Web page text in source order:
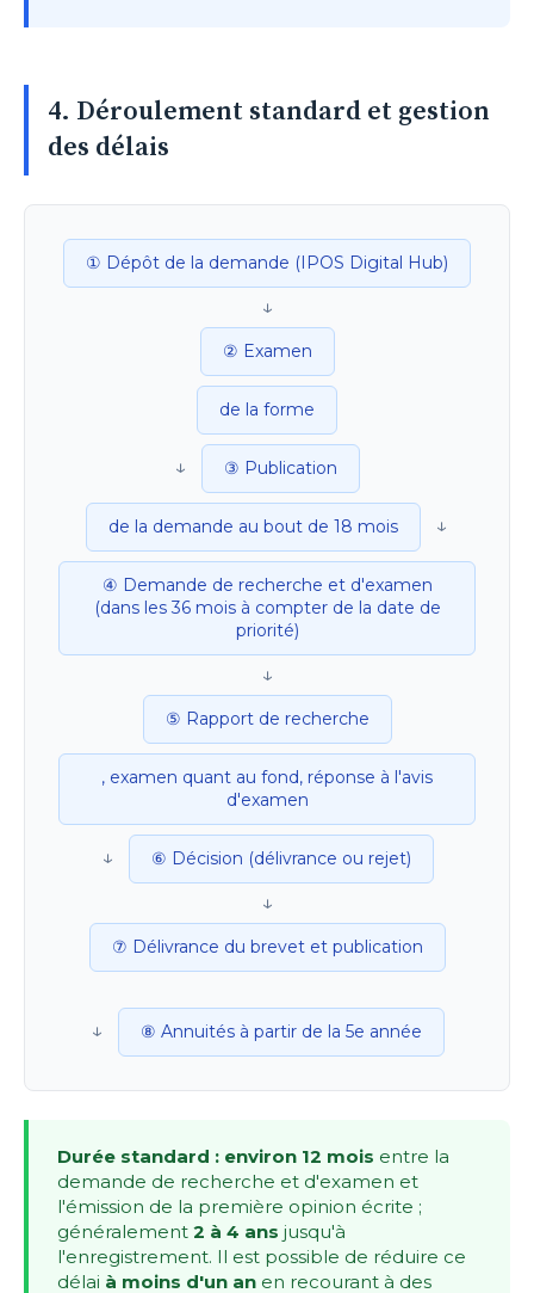
4. Déroulement standard et gestion
des délais
① Dépôt de la demande (IPOS Digital Hub)
↓
② Examen
de la forme
↓ ③ Publication
de la demande au bout de 18 mois ↓
④ Demande de recherche et d'examen
(dans les 36 mois à compter de la date de
priorité)
↓
⑤ Rapport de recherche
, examen quant au fond, réponse à l'avis
d'examen
↓ ⑥ Décision (délivrance ou rejet)
↓
⑦ Délivrance du brevet et publication
↓ ⑧ Annuités à partir de la 5e année
Durée standard : environ 12 mois entre la
demande de recherche et d'examen et
l'émission de la première opinion écrite ;
généralement 2 à 4 ans jusqu'à
l'enregistrement. Il est possible de réduire ce
délai à moins d'un an en recourant à des